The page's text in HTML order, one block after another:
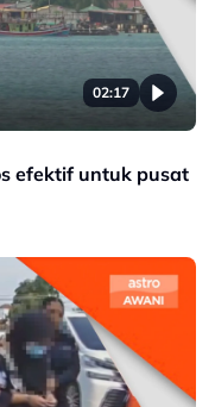
02:17
efektif untuk pusat